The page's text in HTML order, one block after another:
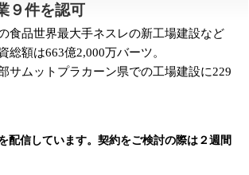
９件を認可
品世界最大手ネスレの新工場建設など
額は663億2,000万バーツ。
ムットプラカーン県での工場建設に229
信しています。契約をご検討の際は２週間